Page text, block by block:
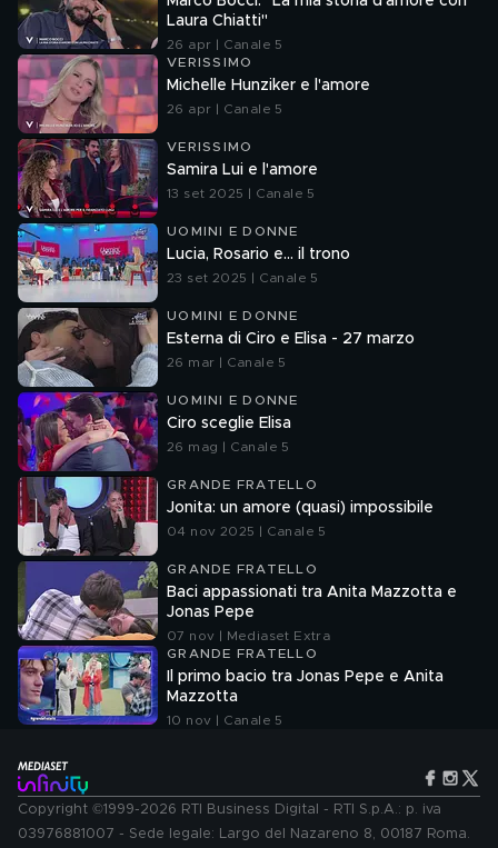
Laura Chiatti"
26 apr | Canale 5
VERISSIMO
Michelle Hunziker e l'amore
26 apr | Canale 5
VERISSIMO
Samira Lui e l'amore
13 set 2025 | Canale 5
UOMINI E DONNE
Lucia, Rosario e... il trono
23 set 2025 | Canale 5
UOMINI E DONNE
Esterna di Ciro e Elisa - 27 marzo
26 mar | Canale 5
UOMINI E DONNE
Ciro sceglie Elisa
26 mag | Canale 5
GRANDE FRATELLO
Jonita: un amore (quasi) impossibile
04 nov 2025 | Canale 5
GRANDE FRATELLO
Baci appassionati tra Anita Mazzotta e
Jonas Pepe
07 nov | Mediaset Extra
GRANDE FRATELLO
Il primo bacio tra Jonas Pepe e Anita
Mazzotta
10 nov | Canale 5
Copyright ©1999-2026 RTI Business Digital - RTI S.p.A.: p. iva
03976881007 - Sede legale: Largo del Nazareno 8, 00187 Roma.